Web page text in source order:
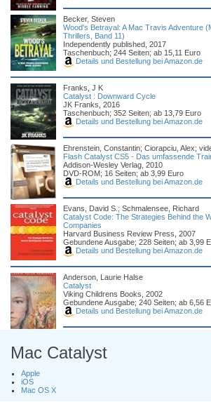
Becker, Steven
Wood's Betrayal: A Mac Travis Adventure
Thrillers, Band 11)
Independently published, 2017
Taschenbuch; 244 Seiten; ab 15,11 Euro
Details und Bestellung bei Amazon.de
Franks, J K
Catalyst : Downward Cycle
JK Franks, 2016
Taschenbuch; 352 Seiten; ab 13,79 Euro
Details und Bestellung bei Amazon.de
Ehrenstein, Constantin; Ciorapciu, Alex;
Flash Catalyst CS5 - Das umfassende
Addison-Wesley Verlag, 2010
DVD-ROM; 16 Seiten; ab 3,99 Euro
Details und Bestellung bei Amazon.de
Evans, David S.; Schmalensee, Richard
Catalyst Code: The Strategies Behind the
Companies
Harvard Business Review Press, 2007
Gebundene Ausgabe; 228 Seiten; ab 3,99
Details und Bestellung bei Amazon.de
Anderson, Laurie Halse
Catalyst
Viking Childrens Books, 2002
Gebundene Ausgabe; 240 Seiten; ab 6,56
Details und Bestellung bei Amazon.de
Mac Catalyst
Apple
iOS
Mac OS X